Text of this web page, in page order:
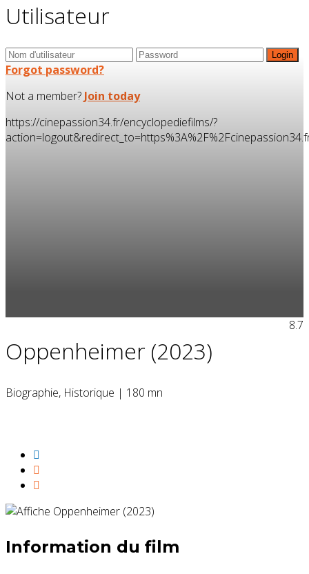
Utilisateur
Forgot password?
Not a member? Join today
https://cinepassion34.fr/encyclopediefilms/?
Oppenheimer (2023)
Biographie, Historique | 180 mn
8.7
Information du film